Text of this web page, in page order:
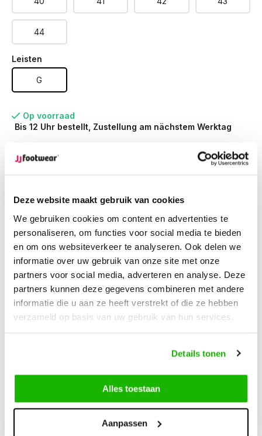
Deze website maakt gebruik van cookies
We gebruiken cookies om content en advertenties te
personaliseren, om functies voor social media te bieden
en om ons websiteverkeer te analyseren. Ook delen we
informatie over uw gebruik van onze site met onze
partners voor social media, adverteren en analyse. Deze
partners kunnen deze gegevens combineren met andere
informatie die u aan ze heeft verstrekt of die ze hebben
verzameld op basis van uw gebruik van hun services.
Details tonen
Alles toestaan
Aanpassen
44
Leisten
G
Op voorraad
Bis 12 Uhr bestellt, Zustellung am nächstem Werktag
Werktags vor 12:00 Uhr bestellt,
noch am selben Tag
versendet.
Kostenloser Versandab € 100,-
Beschreibung
Wingate – Grau
info@jjfootwear.com